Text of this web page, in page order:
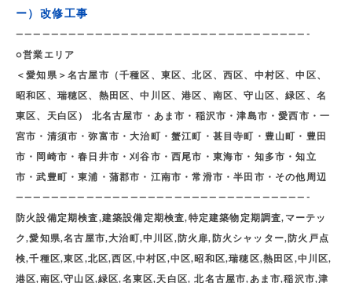
ー）改修工事
—————————————————————————————————-
○営業エリア
＜愛知県＞名古屋市（千種区、東区、北区、西区、中村区、中区、
昭和区、瑞穂区、熱田区、中川区、港区、南区、守山区、緑区、名
東区、天白区） 北名古屋市・あま市・稲沢市・津島市・愛西市・一
宮市・清須市・弥富市・大治町・蟹江町・甚目寺町・豊山町・豊田
市・岡崎市・春日井市・刈谷市・西尾市・東海市・知多市・知立
市・武豊町・東浦・蒲郡市・江南市・常滑市・半田市・その他周辺
—————————————————————————————————-
防火設備定期検査,建築設備定期検査,特定建築物定期調査,マーテッ
ク,愛知県,名古屋市,大治町,中川区,防火扉,防火シャッター,防火戸点
検,千種区,東区,北区,西区,中村区,中区,昭和区,瑞穂区,熱田区,中川区,
港区,南区,守山区,緑区,名東区,天白区, 北名古屋市,あま市,稲沢市,津